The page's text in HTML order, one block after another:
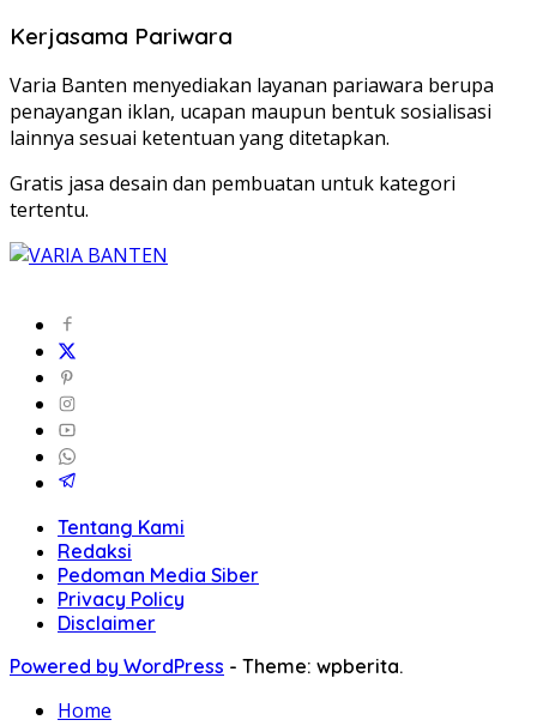
Kerjasama Pariwara
Varia Banten menyediakan layanan pariawara berupa
penayangan iklan, ucapan maupun bentuk sosialisasi
lainnya sesuai ketentuan yang ditetapkan.
Gratis jasa desain dan pembuatan untuk kategori
tertentu.
Tentang Kami
Redaksi
Pedoman Media Siber
Privacy Policy
Disclaimer
Powered by WordPress - Theme: wpberita.
Home